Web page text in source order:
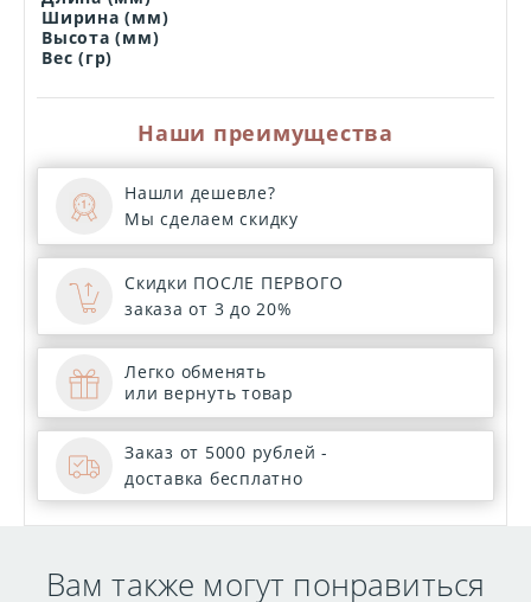
Ширина (мм)
Высота (мм)
Вес (гр)
Наши преимущества
Нашли дешевле?
Мы сделаем скидку
Скидки ПОСЛЕ ПЕРВОГО
заказа от 3 до 20%
Легко обменять
или вернуть товар
Заказ от 5000 рублей -
доставка бесплатно
Вам также могут понравиться